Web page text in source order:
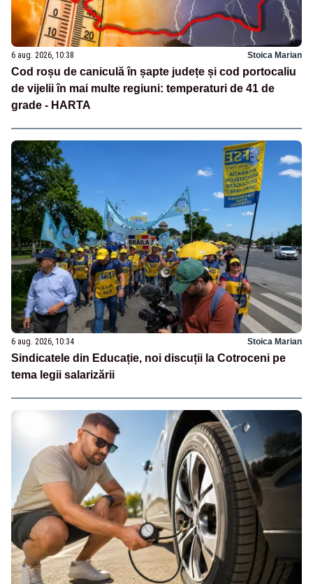
6 aug. 2026, 10:38 Stoica Marian
Cod roșu de caniculă în șapte județe și cod portocaliu
de vijelii în mai multe regiuni: temperaturi de 41 de
grade - HARTA
6 aug. 2026, 10:34 Stoica Marian
Sindicatele din Educație, noi discuții la Cotroceni pe
tema legii salarizării